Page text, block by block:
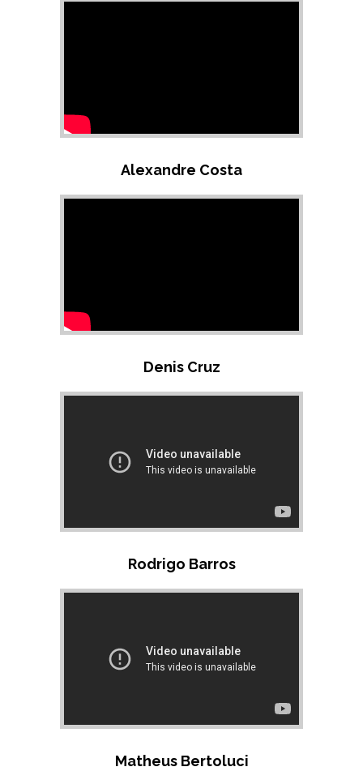
Alexandre Costa
Denis Cruz
Rodrigo Barros
Matheus Bertoluci